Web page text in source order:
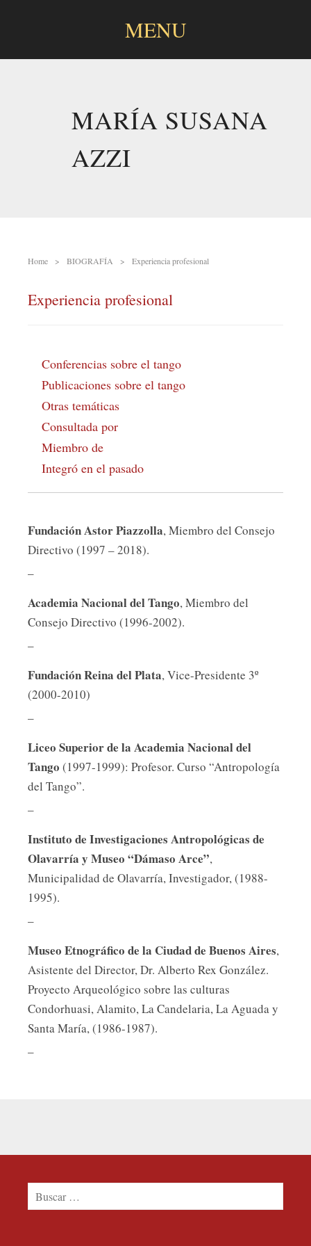
MENU
MARÍA SUSANA
AZZI
Home BIOGRAFÍA Experiencia profesional
Experiencia profesional
Conferencias sobre el tango
Publicaciones sobre el tango
Otras temáticas
Consultada por
Miembro de
Integró en el pasado
Fundación Astor Piazzolla, Miembro del Consejo
Directivo (1997 – 2018).
Academia Nacional del Tango, Miembro del
Consejo Directivo (1996-2002).
Fundación Reina del Plata, Vice-Presidente 3º
(2000-2010)
Liceo Superior de la Academia Nacional del
Tango (1997-1999): Profesor. Curso “Antropología
del Tango”.
Instituto de Investigaciones Antropológicas de
Olavarría y Museo “Dámaso Arce”,
Municipalidad de Olavarría, Investigador, (1988-
1995).
Museo Etnográfico de la Ciudad de Buenos Aires,
Asistente del Director, Dr. Alberto Rex González.
Proyecto Arqueológico sobre las culturas
Condorhuasi, Alamito, La Candelaria, La Aguada y
Santa María, (1986-1987).
Buscar: